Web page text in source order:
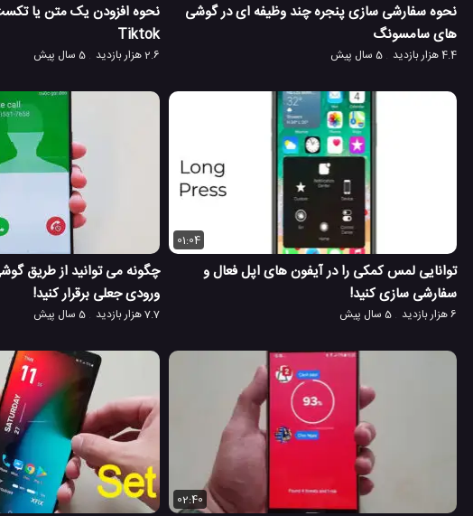
نحوه سفارشی سازی پنجره چند وظیفه ای در گوشی
های سامسونگ
4.4 هزار بازدید 5 سال پیش
نحوه افزودن یک متن یا
Tiktok
2.6 هزار بازدید 5 سال پیش
01:04
توانایی لمس کمکی را در آیفون های اپل فعال و
سفارشی سازی کنید!
6 هزار بازدید 5 سال پیش
چگونه می توانید از طریق
ورودی جعلی برقرار کنید!
7.7 هزار بازدید 5 سال پیش
02:40